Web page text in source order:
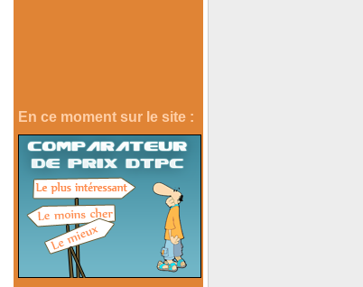
En ce moment sur le site :